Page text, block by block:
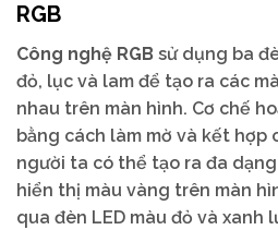
RGB
Công nghệ RGB sử dụng ba
đỏ, lục và lam để tạo ra các
nhau trên màn hình. Cơ chế
bằng cách làm mờ và kết hợp
người ta có thể tạo ra đa dạng
hiển thị màu vàng trên màn
qua đèn LED màu đỏ và xanh